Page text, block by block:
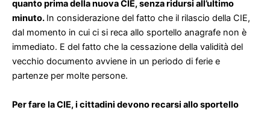
quanto prima della nuova CIE, senza ridursi all’ultimo
minuto. In considerazione del fatto che il rilascio della CIE,
dal momento in cui ci si reca allo sportello anagrafe non è
immediato. E del fatto che la cessazione della validità del
vecchio documento avviene in un periodo di ferie e
partenze per molte persone.
Per fare la CIE, i cittadini devono recarsi allo sportello